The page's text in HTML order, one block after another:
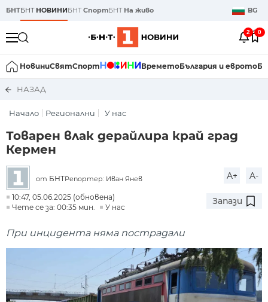
БНТБНТ НОВИНИБНТСпортБНТ На живо BG
2 0
НовиниСвятСпорт ВреметоБългария и еврото
НАЗАД
Начало Регионални У нас
Товарен влак дерайлира край град
Кермен
от БНТРепортер: Иван Янев A+ A-
10:47, 05.06.2025 (обновена)
Чете се за: 00:35 мин.
У нас
Запази
При инцидента няма пострадали